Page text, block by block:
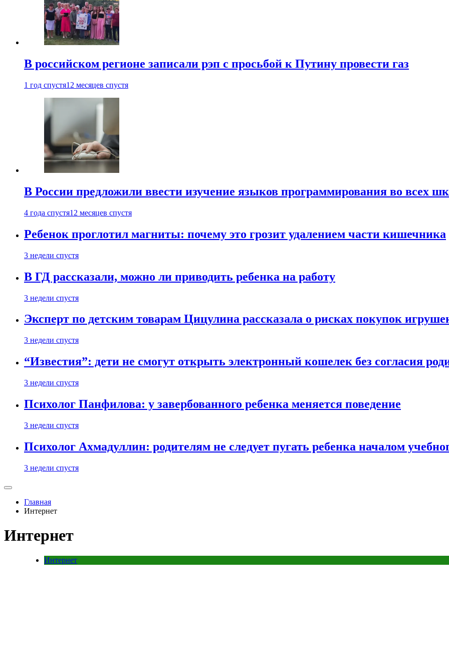
В российском регионе записали рэп с просьбой к Путину провести газ
1 год спустя12 месяцев спустя
В России предложили ввести изучение языков программирования во всех
4 года спустя12 месяцев спустя
Ребенок проглотил магниты: почему это грозит удалением части кишечника
3 недели спустя
В ГД рассказали, можно ли приводить ребенка на работу
3 недели спустя
Эксперт по детским товарам Цицулина рассказала о рисках покупок
3 недели спустя
“Известия”: дети не смогут открыть электронный кошелек без согласия
3 недели спустя
Психолог Панфилова: у завербованного ребенка меняется поведение
3 недели спустя
Психолог Ахмадуллин: родителям не следует пугать ребенка началом
3 недели спустя
Главная
Интернет
Интернет
Интернет